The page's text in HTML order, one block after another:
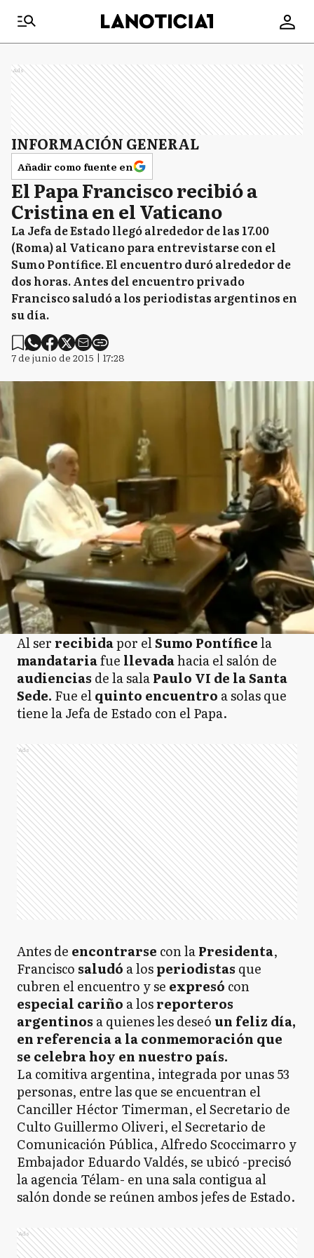
Ads
INFORMACIÓN GENERAL
Añadir como fuente en
El Papa Francisco recibió a
Cristina en el Vaticano
La Jefa de Estado llegó alrededor de las 17.00
(Roma) al Vaticano para entrevistarse con el
Sumo Pontífice. El encuentro duró alrededor de
dos horas. Antes del encuentro privado
Francisco saludó a los periodistas argentinos en
su día.
7 de junio de 2015 | 17:28
Al ser recibidapor elSumo Pontíficela
mandatariafue llevadahacia el salón de
audiencias de la salaPaulo VI de la Santa
Sede. Fue elquinto encuentro a solas que
tiene la Jefa de Estado con el Papa.
Ads
Antes de encontrarse con laPresidenta,
Francisco saludó a losperiodistas que
cubren el encuentro y se expresó con
especial cariño a losreporteros
argentinos a quienes les deseóun feliz día,
en referencia a la conmemoración que
se celebra hoy en nuestro país.
La comitiva argentina, integrada por unas 53
personas, entre las que se encuentran el
Canciller Héctor Timerman, el Secretario de
Culto Guillermo Oliveri, el Secretario de
Comunicación Pública, Alfredo Scoccimarro y
Embajador Eduardo Valdés, se ubicó -precisó
la agencia Télam- en una sala contigua al
salón donde se reúnen ambos jefes de Estado.
Ads